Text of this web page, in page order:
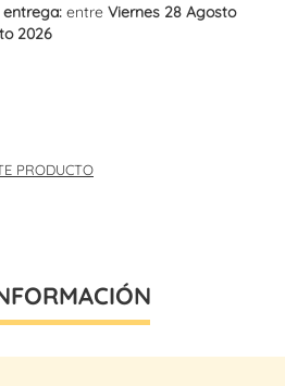
entrega: entre Viernes 28 Agosto
2026
PRODUCTO